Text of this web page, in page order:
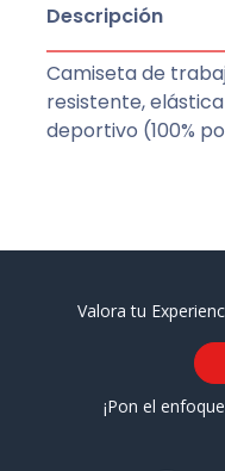
Descripción
Camiseta de
resistente,
deportivo (100%
Valora tu
¡Pon el